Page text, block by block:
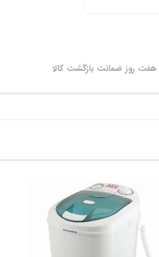
هفت روز ضمانت بازگشت کالا